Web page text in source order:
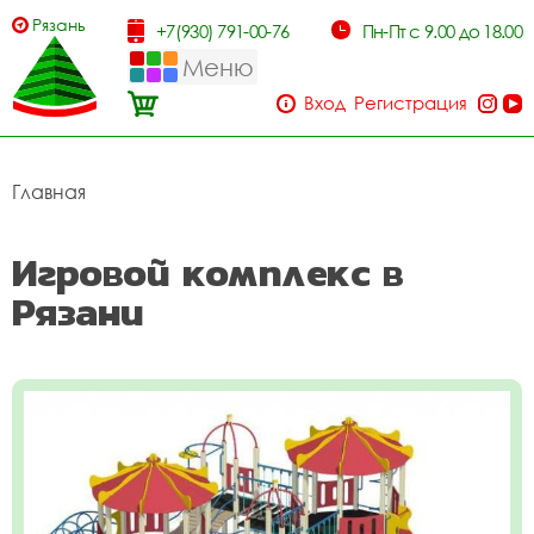
Рязань +7(930) 791-00-76 Пн-Пт с 9.00 до 18.00
Меню
Вход Регистрация
Главная
Игровой комплекс в
Рязани